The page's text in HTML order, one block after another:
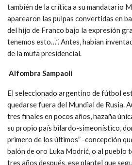
también de la crítica a su mandatario
aparearon las pulpas convertidas en
del hijo de Franco bajo la expresión
tenemos esto…”. Antes, habían
de la mufa presidencial.
Alfombra Sampaoli
El seleccionado argentino de fútbol
quedarse fuera del Mundial de Rusia.
tres finales en pocos años, hazaña
su propio país bilardo-simeonístico,
primero de los últimos” -concepción
balón de oro Luka Modrić, o al pueblo
tres años después, ese plantel que